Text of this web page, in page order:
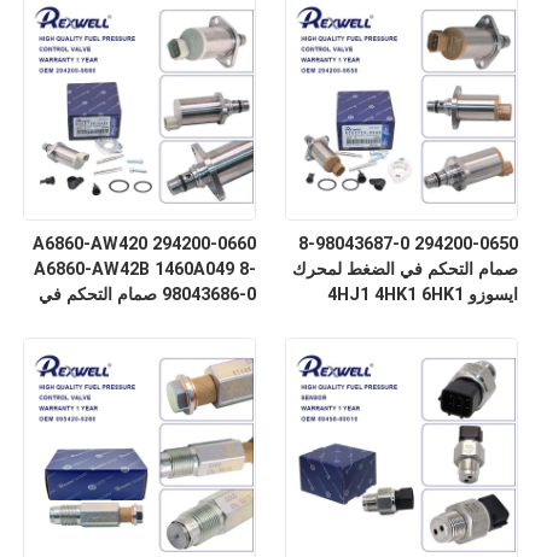
294200-0660 A6860-AW420
A6860-AW42B 1460A049 8-
98043686-0 صمام التحكم في
ميتسوبيشي
294200-0650 8-98043687-0
صمام التحكم في الضغط لمحرك
ايسوزو 4HJ1 4HK1 6HK1